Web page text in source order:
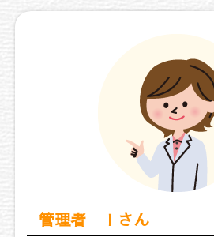
管理者 Ｉさん